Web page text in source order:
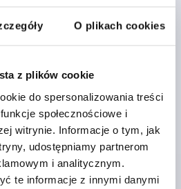
O plikach cookies
z plików cookie
do spersonalizowania treści
społecznościowe i
witrynie. Informacje o tym, jak
udostępniamy partnerom
i analitycznym.
te informacje z innymi danymi
OTWÓR MONTAŻOWY=8,5
SZCZEGÓŁY